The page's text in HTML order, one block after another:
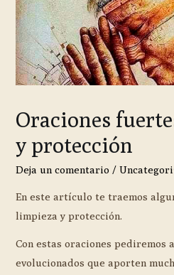
Oraciones
y protección
Deja un comentario /
En este artículo te traemos
limpieza y protección.
Con estas oraciones pediremos
evolucionados que aporten